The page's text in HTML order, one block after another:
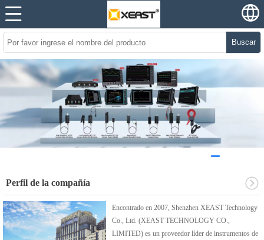
Buscar
Perfil de la compañía
Encontrado en 2007, Shenzhen XEAST Technology
Co., Ltd. (XEAST TECHNOLOGY CO.,
LIMITED) es un proveedor líder de instrumentos de